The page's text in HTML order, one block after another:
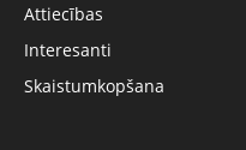
Attiecības
Interesanti
Skaistumkopšana